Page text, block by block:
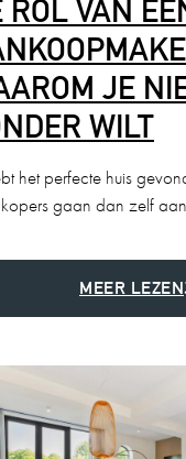
ROL VAN
JE
WILT
het perfecte huis
gaan dan zelf
MEER LEZEN